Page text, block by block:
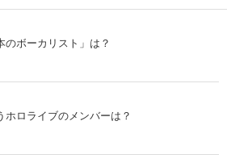
のボーカリスト」は？
ホロライブのメンバーは？